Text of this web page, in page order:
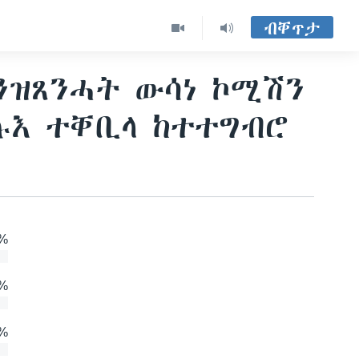
ብቐጥታ
ውሳነ ኮሚሽን
ተቐቢላ ከተተግብሮ